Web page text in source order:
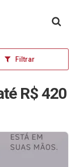
Filtrar
R$ 420